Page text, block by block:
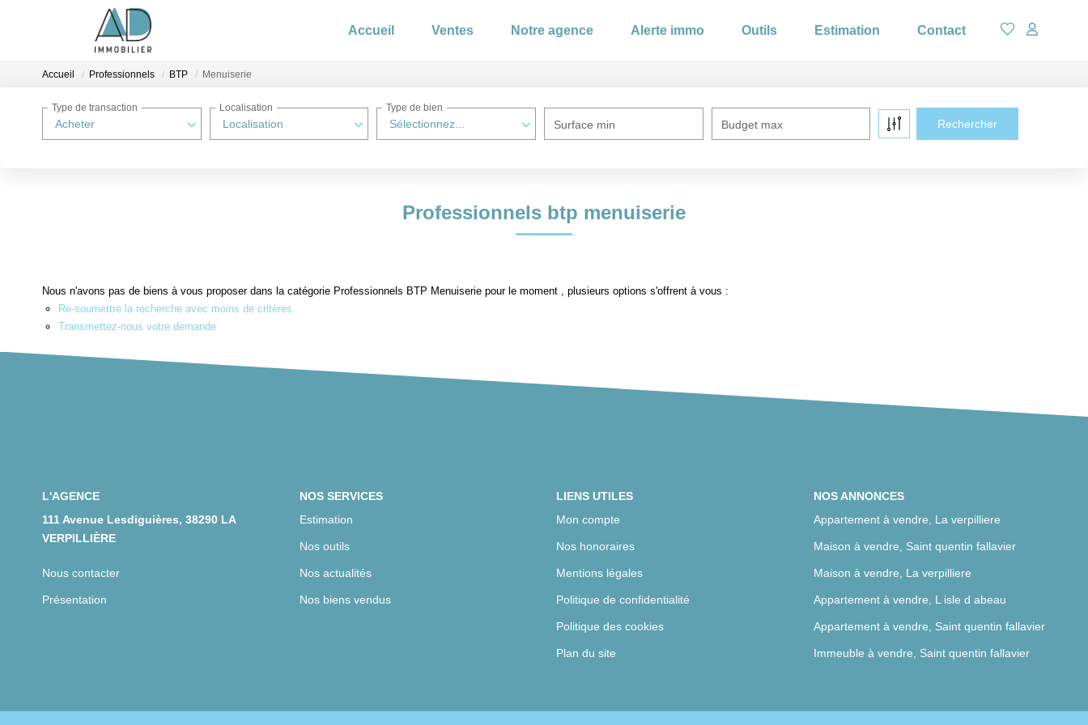
Accueil Ventes Notre agence Alerte immo Outils Estimation Contact
Accueil Professionnels BTP Menuiserie
Acheter
Type de transaction
Localisation
Localisation
Sélectionnez...
Type de bien
Surface min Budget max
Professionnels btp menuiserie
Nous n'avons pas de biens à vous proposer dans la catégorie Professionnels BTP Menuiserie pour le moment , plusieurs options s'offrent à vous :
Re-soumettre la recherche avec moins de critères.
Transmettez-nous votre demande
L'AGENCE
111 Avenue Lesdiguières, 38290 LA
VERPILLIÈRE
Nous contacter
Présentation
NOS SERVICES
Estimation
Nos outils
Nos actualités
Nos biens vendus
LIENS UTILES
Mon compte
Nos honoraires
Mentions légales
Politique de confidentialité
Politique des cookies
Plan du site
NOS ANNONCES
Appartement à vendre, La verpilliere
Maison à vendre, Saint quentin fallavier
Maison à vendre, La verpilliere
Appartement à vendre, L isle d abeau
Appartement à vendre, Saint quentin fallavier
Immeuble à vendre, Saint quentin fallavier